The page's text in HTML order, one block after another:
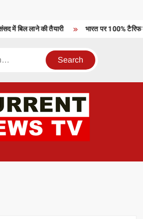
बिल लाने की तैयारी भारत पर 100% टैरिफ